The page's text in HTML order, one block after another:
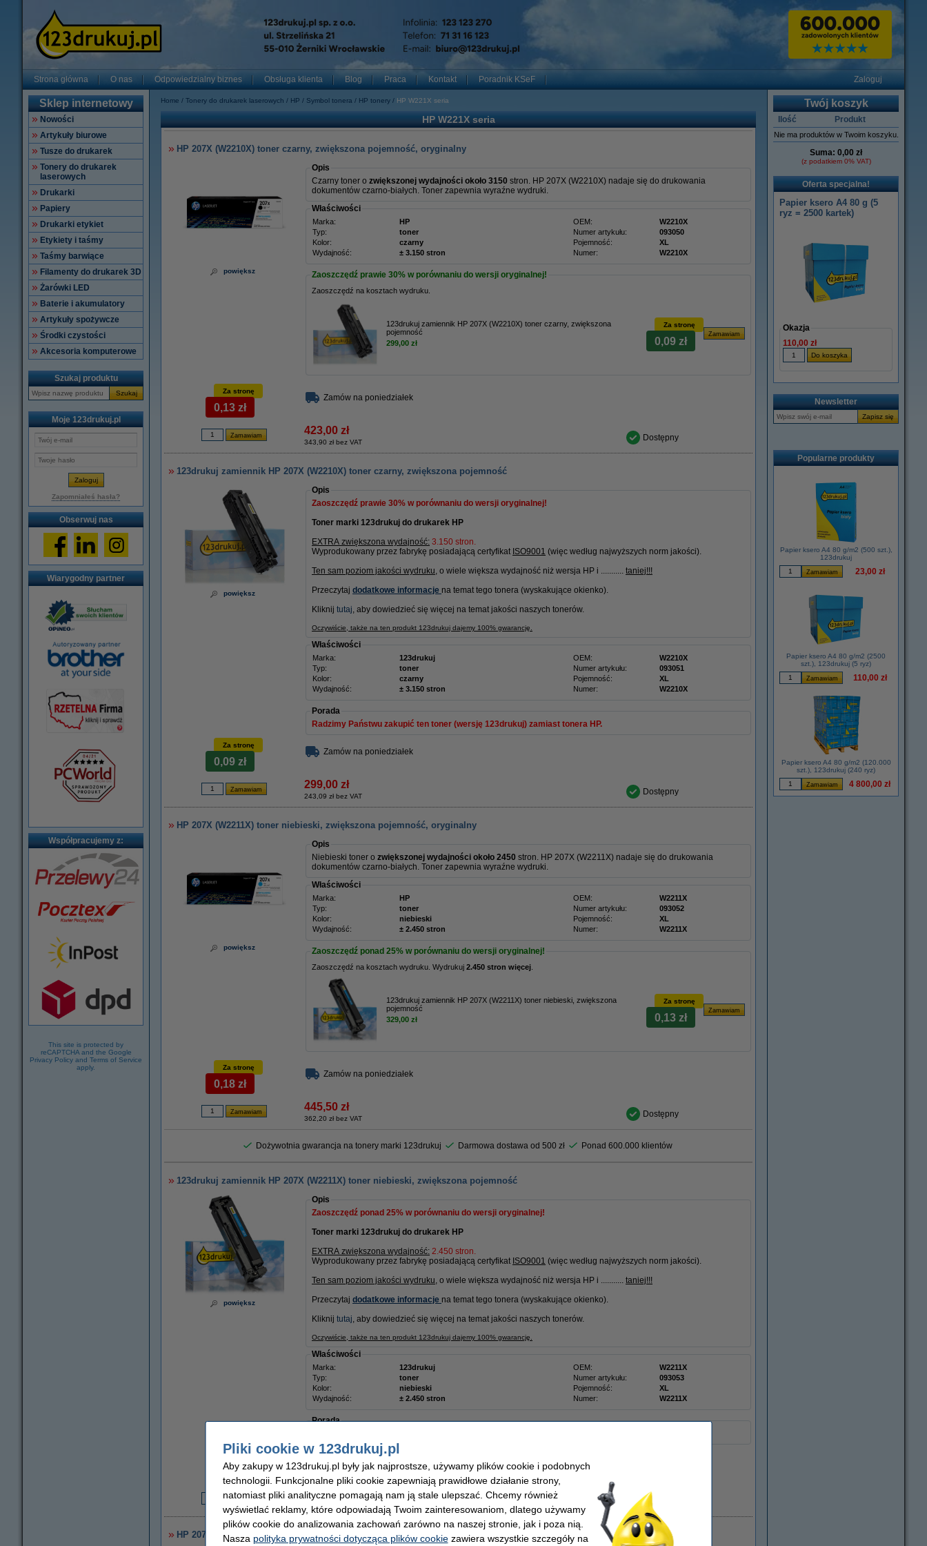
Strona główna O nas Odpowiedzialny biznes Obsługa klienta Blog Praca Kontakt Poradnik KSeF Zaloguj
Sklep internetowy
Nowości
Artykuły biurowe
Tusze do drukarek
Tonery do drukarek
laserowych
Drukarki
Papiery
Drukarki etykiet
Etykiety i taśmy
Taśmy barwiące
Filamenty do drukarek 3D
Żarówki LED
Baterie i akumulatory
Artykuły spożywcze
Środki czystości
Akcesoria komputerowe
Szukaj produktu
Szukaj
Moje 123drukuj.pl
Zapomniałeś hasła?
Obserwuj nas
Wiarygodny partner
Współpracujemy z:
This site is protected by
reCAPTCHA and the Google
Privacy Policy and Terms of Service
apply.
Home Tonery do drukarek laserowych HP Symbol tonera HP tonery HP W221X seria
HP W221X seria
HP 207X (W2210X) toner czarny, zwiększona pojemność, oryginalny
powiększ
Opis
Czarny toner o zwiększonej wydajności około 3150 stron. HP 207X (W2210X) nadaje się do drukowania
dokumentów czarno-białych. Toner zapewnia wyraźne wydruki.
Właściwości
Marka: HP OEM:
W2210X
Typ:
toner Numer artykułu:
093050
Kolor:
czarny Pojemność:
XL
Wydajność:
± 3.150 stron Numer: W2210X
Zaoszczędź prawie 30% w porównaniu do wersji oryginalnej!
Zaoszczędź na kosztach wydruku.
123drukuj zamiennik HP 207X (W2210X) toner czarny, zwiększona
pojemność
299,00 zł
Za stronę
0,09 zł
Za stronę
0,13 zł
Zamów na poniedziałek
423,00 zł
343,90 zł bez VAT Dostępny
123drukuj zamiennik HP 207X (W2210X) toner czarny, zwiększona pojemność
powiększ
Opis
Zaoszczędź prawie 30% w porównaniu do wersji oryginalnej!
Toner marki 123drukuj do drukarek HP
EXTRA zwiększona wydajność: 3.150 stron.
Wyprodukowany przez fabrykę posiadającą certyfikat ISO9001 (więc według najwyższych norm jakości).
Ten sam poziom jakości wydruku, o wiele większa wydajność niż wersja HP i ........... taniej!!!
Przeczytaj dodatkowe informacje na temat tego tonera (wyskakujące okienko).
Kliknij tutaj, aby dowiedzieć się więcej na temat jakości naszych tonerów.
Oczywiście, także na ten produkt 123drukuj dajemy 100% gwarancję.
Właściwości
Marka: 123drukuj OEM:
W2210X
Typ:
toner Numer artykułu:
093051
Kolor:
czarny Pojemność:
XL
Wydajność:
± 3.150 stron Numer: W2210X
Porada
Radzimy Państwu zakupić ten toner (wersję 123drukuj) zamiast tonera HP.
Za stronę
0,09 zł
Zamów na poniedziałek
299,00 zł
243,09 zł bez VAT Dostępny
HP 207X (W2211X) toner niebieski, zwiększona pojemność, oryginalny
powiększ
Opis
Niebieski toner o zwiększonej wydajności około 2450 stron. HP 207X (W2211X) nadaje się do drukowania
dokumentów czarno-białych. Toner zapewnia wyraźne wydruki.
Właściwości
Marka: HP OEM:
W2211X
Typ:
toner Numer artykułu:
093052
Kolor:
niebieski Pojemność:
XL
Wydajność:
± 2.450 stron Numer: W2211X
Zaoszczędź ponad 25% w porównaniu do wersji oryginalnej!
Zaoszczędź na kosztach wydruku. Wydrukuj 2.450 stron więcej
123drukuj zamiennik HP 207X (W2211X) toner niebieski, zwiększona
pojemność
329,00 zł
Za stronę
0,13 zł
Za stronę
0,18 zł
Zamów na poniedziałek
445,50 zł
362,20 zł bez VAT Dostępny
Dożywotnia gwarancja na tonery marki 123drukuj Darmowa dostawa od 500 zł Ponad 600.000 klientów
123drukuj zamiennik HP 207X (W2211X) toner niebieski, zwiększona pojemność
powiększ
Opis
Zaoszczędź ponad 25% w porównaniu do wersji oryginalnej!
Toner marki 123drukuj do drukarek HP
EXTRA zwiększona wydajność: 2.450 stron.
Wyprodukowany przez fabrykę posiadającą certyfikat ISO9001 (więc według najwyższych norm jakości).
Ten sam poziom jakości wydruku, o wiele większa wydajność niż wersja HP i ........... taniej!!!
Przeczytaj dodatkowe informacje na temat tego tonera (wyskakujące okienko).
Kliknij tutaj, aby dowiedzieć się więcej na temat jakości naszych tonerów.
Oczywiście, także na ten produkt 123drukuj dajemy 100% gwarancję.
Właściwości
Marka: 123drukuj OEM:
W2211X
Typ:
toner Numer artykułu:
093053
Kolor:
niebieski Pojemność:
XL
Wydajność:
± 2.450 stron Numer: W2211X
Porada
Za stronę
0,13 zł
Zamów na poniedziałek
329,00 zł
267,48 zł bez VAT Dostępny
HP 207X (W2213X) toner czerwony, zwiększona pojemność, oryginalny
Twój koszyk
Ilość Produkt
Nie ma produktów w Twoim koszyku.
Suma: 0,00 zł
(z podatkiem 0% VAT)
Oferta specjalna!
Papier ksero A4 80 g (5
ryz = 2500 kartek)
Okazja
110,00 zł
Newsletter
Popularne produkty
Papier ksero A4 80 g/m2 (500 szt.),
123drukuj
23,00 zł
Papier ksero A4 80 g/m2 (2500
szt.), 123drukuj (5 ryz)
110,00 zł
Papier ksero A4 80 g/m2 (120.000
szt.), 123drukuj (240 ryz)
4 800,00 zł
Pliki cookie w 123drukuj.pl
Aby zakupy w 123drukuj.pl były jak najprostsze, używamy plików cookie i podobnych
technologii. Funkcjonalne pliki cookie zapewniają prawidłowe działanie strony,
natomiast pliki analityczne pomagają nam ją stale ulepszać. Chcemy również
wyświetlać reklamy, które odpowiadają Twoim zainteresowaniom, dlatego używamy
plików cookie do analizowania zachowań zarówno na naszej stronie, jak i poza nią.
Nasza polityka prywatności dotycząca plików cookiezawiera wszystkie szczegóły na